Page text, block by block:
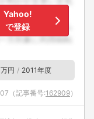
Yahoo!
で登録
円 2011年度
（記事番号:162909）